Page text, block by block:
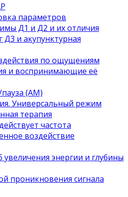
параметров
Д1 и Д2 и их отличия
и акупунктурная
по ощущениям
и воспринимающие её
(АМ)
Универсальный режим
терапия
частота
воздействие
энергии и глубины
проникновения сигнала